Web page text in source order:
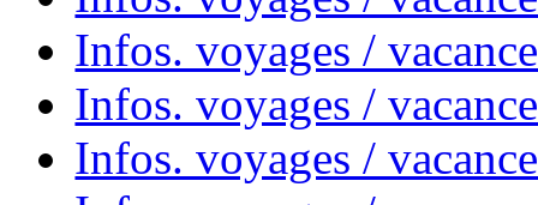
Infos. voyages /
Infos. voyages /
Infos. voyages /